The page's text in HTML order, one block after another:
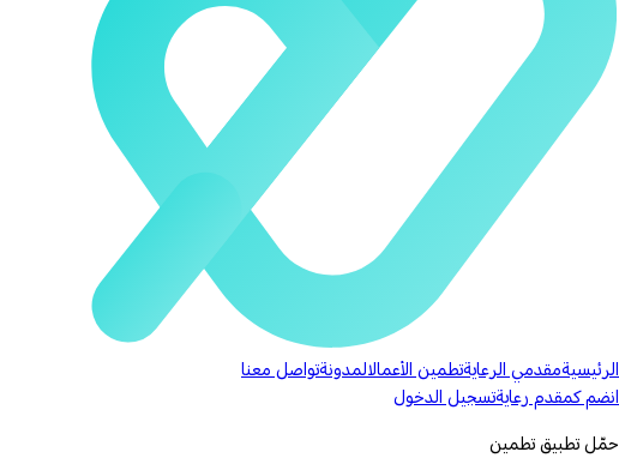
الرئيسيةمقدمي الرعايةتطمين الأعمالالمدونةتواصل معنا
انضم كمقدم رعايةتسجيل الدخول
حمّل تطبيق تطمين